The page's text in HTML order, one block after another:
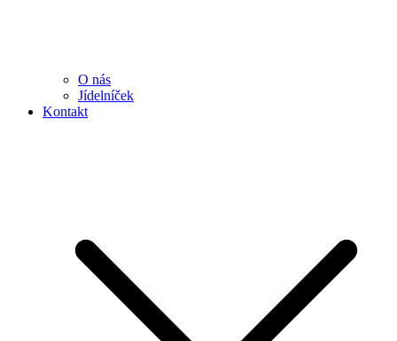
O nás
Jídelníček
Kontakt